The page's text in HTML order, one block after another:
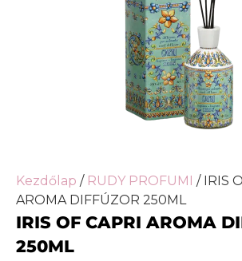
Kezdőlap / RUDY PROFUMI / IRIS
AROMA DIFFÚZOR 250ML
IRIS OF CAPRI AROMA
250ML